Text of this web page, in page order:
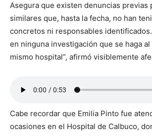
Asegura que existen denuncias previas
similares que, hasta la fecha, no han
concretos ni responsables
en ninguna investigación que se haga
mismo hospital”, afirmó visiblemente
Cabe recordar que Emilia Pinto fue
ocasiones en el Hospital de Calbuco,